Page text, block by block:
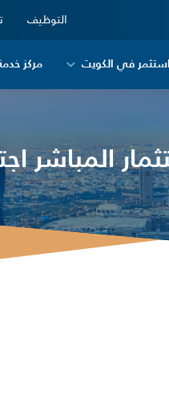
التوظيف
استثمر في الكويت مركز
المباشر